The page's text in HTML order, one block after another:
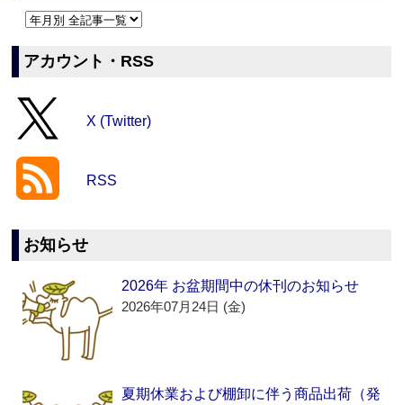
アカウント・RSS
X (Twitter)
RSS
お知らせ
2026年 お盆期間中の休刊のお知らせ
2026年07月24日 (金)
夏期休業および棚卸に伴う商品出荷（発